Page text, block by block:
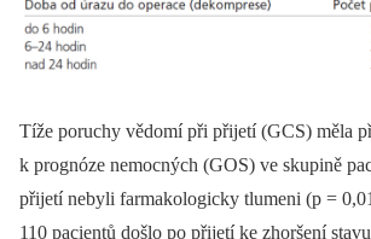
Tíže poruchy vědomí při přijetí (GCS) měla
k prognóze nemocných (GOS) ve skupině
přijetí nebyli farmakologicky tlumeni (p =
110 pacientů došlo po přijetí ke zhoršení